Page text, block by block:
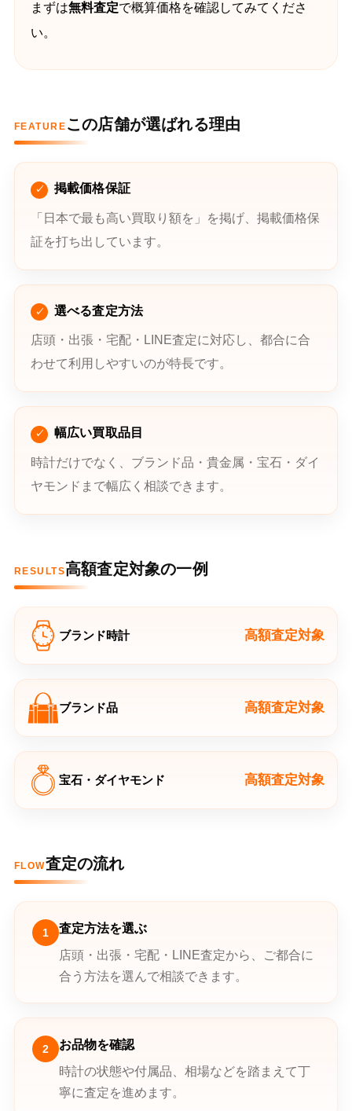
まずは無料査定で概算価格を確認してみてくださ
い。
FEATURE この店舗が選ばれる理由
掲載価格保証
「日本で最も高い買取り額を」を掲げ、掲載価格保
証を打ち出しています。
選べる査定方法
店頭・出張・宅配・LINE査定に対応し、都合に合
わせて利用しやすいのが特長です。
幅広い買取品目
時計だけでなく、ブランド品・貴金属・宝石・ダイ
ヤモンドまで幅広く相談できます。
RESULTS高額査定対象の一例
ブランド時計 高額査定対象
ブランド品 高額査定対象
宝石・ダイヤモンド 高額査定対象
FLOW査定の流れ
1
査定方法を選ぶ
店頭・出張・宅配・LINE査定から、ご都合に
合う方法を選んで相談できます。
2
お品物を確認
時計の状態や付属品、相場などを踏まえて丁
寧に査定を進めます。